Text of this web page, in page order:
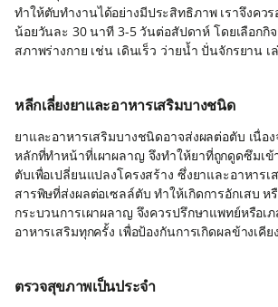
ทำให้ตับทำงานได้อย่างมีประสิทธิภาพ เราจึงควร
น้อยวันละ 30 นาที 3-5 วันต่อสัปดาห์ โดยเลือกกิ
สภาพร่างกาย เช่น เดินเร็ว ว่ายน้ำ ปั่นจักรยาน
หลีกเลี่ยงยาและอาหารเสริมบางชนิด
ยาและอาหารเสริมบางชนิดอาจส่งผลต่อตับ เนื่อ
หลักที่ทำหน้าที่เผาผลาญ จึงทำให้ยาที่ถูกดูดซึมเข้
ตับเพื่อเปลี่ยนแปลงโครงสร้าง ซึ่งยาและอาหาร
สารพิษที่ส่งผลต่อเซลล์ตับ ทำให้เกิดการอักเสบ ห
กระบวนการเผาผลาญ จึงควรปรึกษาแพทย์หรือเ
อาหารเสริมทุกครั้ง เพื่อป้องกันการเกิดผลข้างเคียง
ตรวจสุขภาพเป็นประจำ